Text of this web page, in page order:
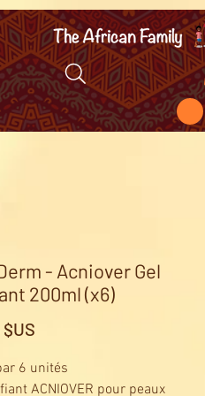
- Acniover Gel
200ml (x6)
$US
6 unités
ACNIOVER pour peaux